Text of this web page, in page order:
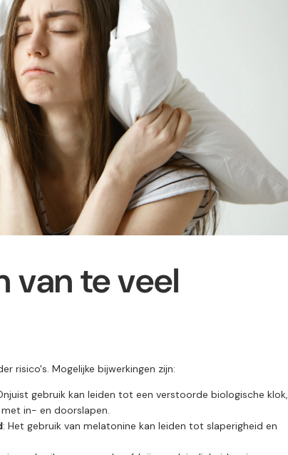
van te veel
risico's. Mogelijke bijwerkingen zijn:
gebruik kan leiden tot een verstoorde biologische klok,
in- en doorslapen.
: Het gebruik van melatonine kan leiden tot slaperigheid en